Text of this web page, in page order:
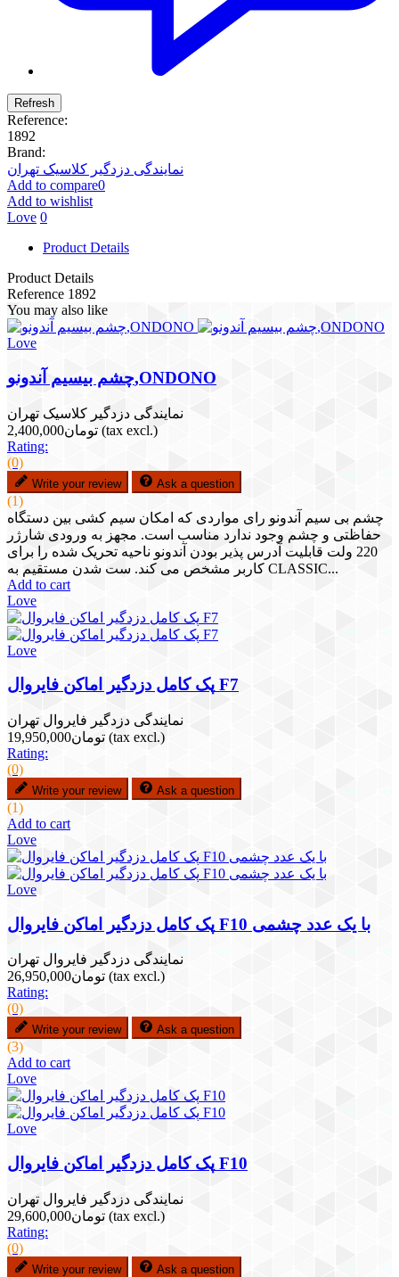
Reference:
1892
Brand:
نمایندگی دزدگیر کلاسیک تهران
Add to compare0
Add to wishlist
Love 0
Product Details
Product Details
Reference 1892
You may also like
Love
چشم بیسیم آندونو,ONDONO
نمایندگی دزدگیر کلاسیک تهران
تومان2,400,000 (tax excl.)
Rating:
(0)
Write your review Ask a question
(1)
چشم بی سیم آندونو رای مواردی که امکان سیم کشی بین دستگاه
حفاظتی و چشم وجود ندارد مناسب است. مجهز به ورودی شارژر
220 ولت قابلیت آدرس پذیر بودن آندونو ناحیه تحریک شده را برای
کاربر مشخص می کند. ست شدن مستقیم به CLASSIC...
Add to cart
Love
Love
پک کامل دزدگیر اماکن فایروال F7
نمایندگی دزدگیر فایروال تهران
تومان19,950,000 (tax excl.)
Rating:
(0)
Write your review Ask a question
(1)
Add to cart
Love
Love
پک کامل دزدگیر اماکن فایروال F10 با یک عدد چشمی
نمایندگی دزدگیر فایروال تهران
تومان26,950,000 (tax excl.)
Rating:
(0)
Write your review Ask a question
(3)
Add to cart
Love
Love
پک کامل دزدگیر اماکن فایروال F10
نمایندگی دزدگیر فایروال تهران
تومان29,600,000 (tax excl.)
Rating:
(0)
Write your review Ask a question